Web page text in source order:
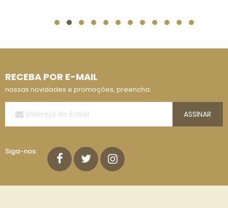
RECEBA POR E-MAIL
nossas novidades e promoções, preencha:
Nossa
E-
ASSINAR
Siga-nos: